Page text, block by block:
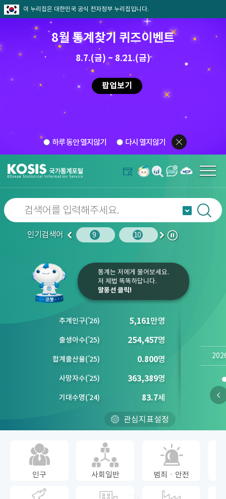
이 누리집은 대한민국 공식 전자정부 누리집입니다.
8월 통계찾기 퀴즈이벤트
8.7.(금) ~ 8.21.(금)
팝업보기
하루 동안 열지않기 다시 열지않기
인기검색어
이
10 임금 9 10 1
다
정
통계는 저에게 물어보세요.
저 제법 똑똑하답니다.
말풍선 클릭!
추계인구(´26) 5,161만명
출생아수(´25) 254,457명
합계출산율(´25) 0.800명
사망자수(´25) 363,389명
기대수명(´24) 83.7세
관심지표설정
인구 사회일반 범죄ㆍ안전